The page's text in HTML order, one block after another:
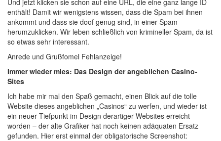
Und jetzt klicken sie schon auf eine URL, die eine ganz lange ID
enthält! Damit wir wenigstens wissen, dass die Spam bei ihnen
ankommt und dass sie doof genug sind, in einer Spam
herumzuklicken. Wir leben schließlich von krimineller Spam, da ist
so etwas sehr interessant.
Anrede und Grußfomel Fehlanzeige!
Immer wieder mies: Das Design der angeblichen Casino-
Sites
Ich habe mir mal den Spaß gemacht, einen Blick auf die tolle
Website dieses angeblichen „Casinos“ zu werfen, und wieder ist
ein neuer Tiefpunkt im Design derartiger Websites erreicht
worden – der alte Grafiker hat noch keinen adäquaten Ersatz
gefunden. Hier erst einmal der obligatorische Screenshot: